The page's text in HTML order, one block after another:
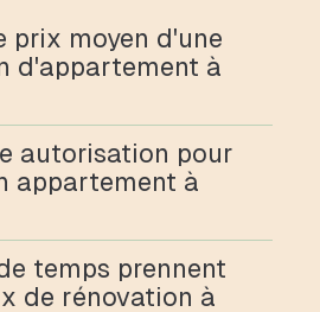
prix moyen d'une
d'appartement à
autorisation pour
appartement à
temps prennent
de rénovation à